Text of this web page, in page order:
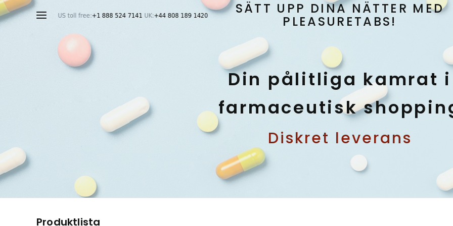
SÄTT UPP DINA NÄTTER MED
PLEASURETABS!
Din pålitliga kamrat i
farmaceutisk
Diskret leverans
Produktlista